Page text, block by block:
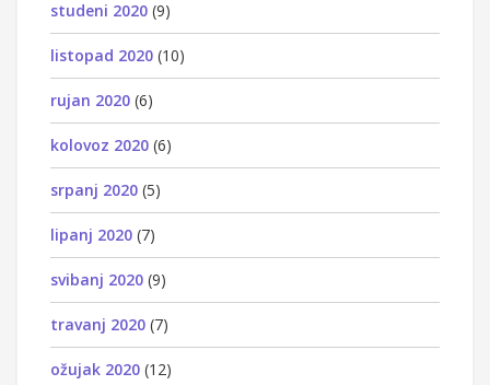
studeni 2020 (9)
listopad 2020 (10)
rujan 2020 (6)
kolovoz 2020 (6)
srpanj 2020 (5)
lipanj 2020 (7)
svibanj 2020 (9)
travanj 2020 (7)
ožujak 2020 (12)